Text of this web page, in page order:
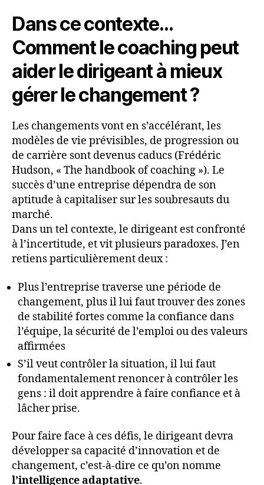
Dans ce contexte…
Comment le coaching peut
aider le dirigeant à mieux
gérer le changement ?
Les changements vont en s’accélérant, les
modèles de vie prévisibles, de progression ou
de carrière sont devenus caducs (Frédéric
Hudson, « The handbook of coaching »). Le
succès d’une entreprise dépendra de son
aptitude à capitaliser sur les soubresauts du
marché.
Dans un tel contexte, le dirigeant est confronté
à l’incertitude, et vit plusieurs paradoxes. J’en
retiens particulièrement deux :
Plus l’entreprise traverse une période de
changement, plus il lui faut trouver des zones
de stabilité fortes comme la confiance dans
l’équipe, la sécurité de l’emploi ou des valeurs
affirmées
S’il veut contrôler la situation, il lui faut
fondamentalement renoncer à contrôler les
gens : il doit apprendre à faire confiance et à
lâcher prise.
Pour faire face à ces défis, le dirigeant devra
développer sa capacité d’innovation et de
changement, c’est-à-dire ce qu’on nomme
l’intelligence adaptative.